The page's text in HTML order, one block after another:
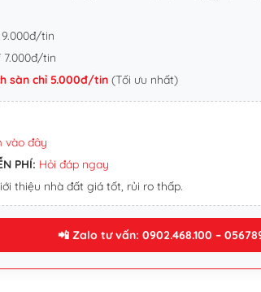
9.000đ/tin
7.000đ/tin
sàn chỉ 5.000đ/tin (Tối ưu nhất)
vào đây
PHÍ: Hỏi đáp ngay
thiệu nhà đất giá tốt, rủi ro thấp.
📲 Zalo tư vấn: 0902.468.100 –